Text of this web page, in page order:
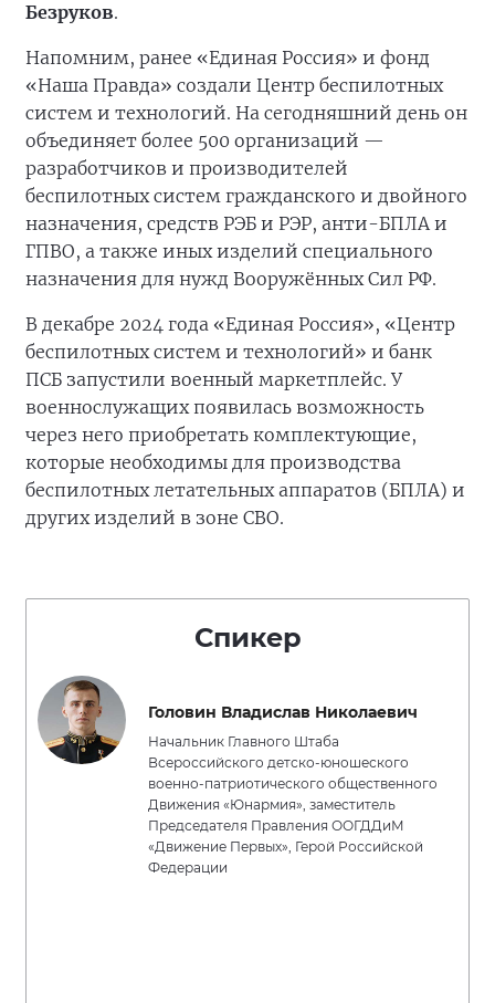
Безруков.
Напомним, ранее «Единая Россия» и фонд
«Наша Правда» создали Центр беспилотных
систем и технологий. На сегодняшний день он
объединяет более 500 организаций —
разработчиков и производителей
беспилотных систем гражданского и двойного
назначения, средств РЭБ и РЭР, анти-БПЛА и
ГПВО, а также иных изделий специального
назначения для нужд Вооружённых Сил РФ.
В декабре 2024 года «Единая Россия», «Центр
беспилотных систем и технологий» и банк
ПСБ запустили военный маркетплейс. У
военнослужащих появилась возможность
через него приобретать комплектующие,
которые необходимы для производства
беспилотных летательных аппаратов (БПЛА) и
других изделий в зоне СВО.
Спикер
Головин Владислав Николаевич
Начальник Главного Штаба
Всероссийского детско-юношеского
военно-патриотического общественного
Движения «Юнармия», заместитель
Председателя Правления ООГДДиМ
«Движение Первых», Герой Российской
Федерации